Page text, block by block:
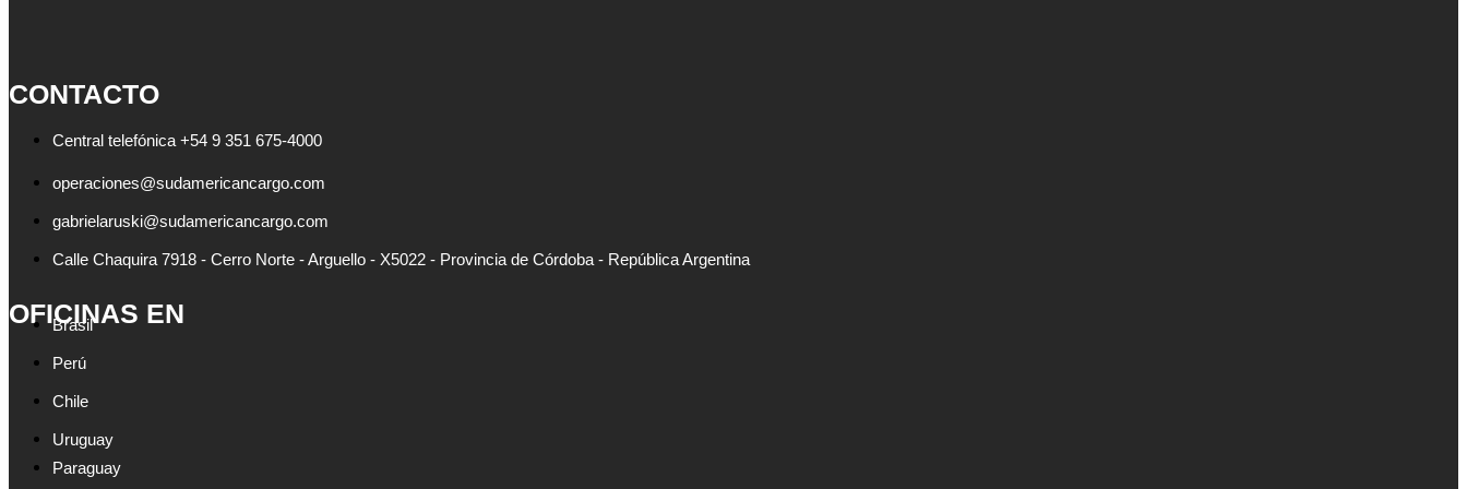
CONTACTO
Central telefónica +54 9 351 675-4000
operaciones@sudamericancargo.com
gabrielaruski@sudamericancargo.com
Calle Chaquira 7918 - Cerro Norte - Arguello - X5022 - Provincia de Córdoba - República Argentina
OFICINAS EN
Brasil
Perú
Chile
Uruguay
Paraguay